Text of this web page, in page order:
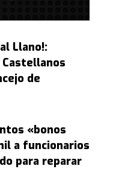
Llano!:
de
«bonos
a funcionarios
para reparar